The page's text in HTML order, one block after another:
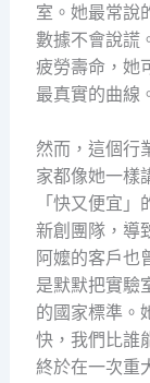
室。她最常說
數據不會說謊
疲勞壽命，她
最真實的曲線
然而，這個行
家都像她一樣
「快又便宜
新創團隊，導
阿嬤的客戶也
是默默把實驗
的國家標準。
快，我們比誰
終於在一次重